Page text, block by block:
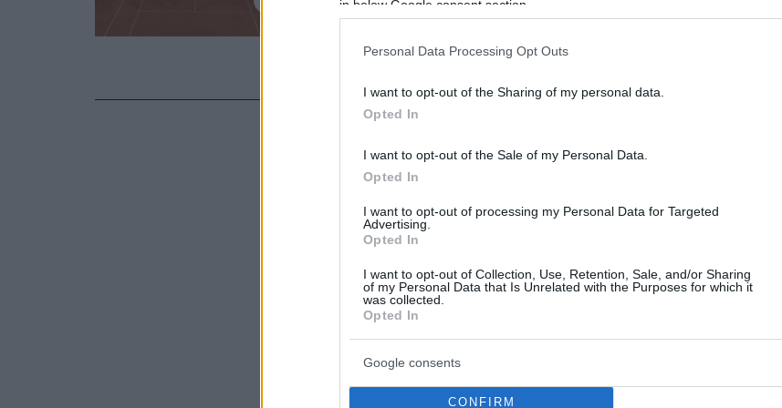
in below Google consent section.
Personal Data Processing Opt Outs
I want to opt-out of the Sharing of my personal data.
Opted In
I want to opt-out of the Sale of my Personal Data.
Opted In
I want to opt-out of processing my Personal Data for Targeted
Advertising.
Opted In
I want to opt-out of Collection, Use, Retention, Sale, and/or Sharing
of my Personal Data that Is Unrelated with the Purposes for which it
was collected.
Opted In
Google consents
CONFIRM
συγγνώμη
O Στέφανος Τσιτσιπάς στέλνει το μπαλάκι με δύναμη στο πρόσωπο